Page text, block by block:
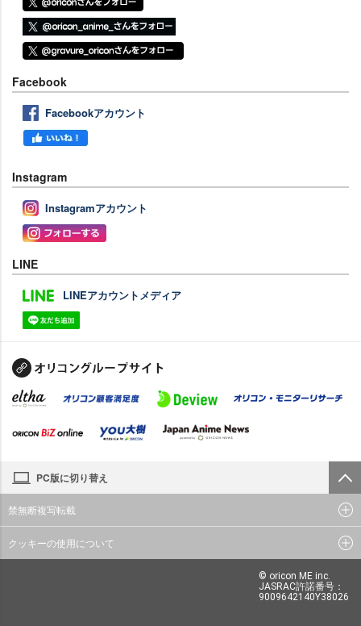
Facebook
Facebookアカウント
Instagram
Instagramアカウント
LINE
LINEアカウントメディア
PC版に切り替え
禁無断複写転載
クッキーの使用について
© oricon ME inc.
JASRAC許諾番号：
9009642140Y38026